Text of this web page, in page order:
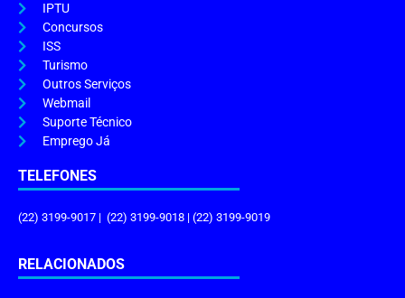
IPTU
Concursos
ISS
Turismo
Outros Serviços
Webmail
Suporte Técnico
Emprego Já
TELEFONES
(22) 3199-9017 | (22) 3199-9018 | (22) 3199-9019
RELACIONADOS